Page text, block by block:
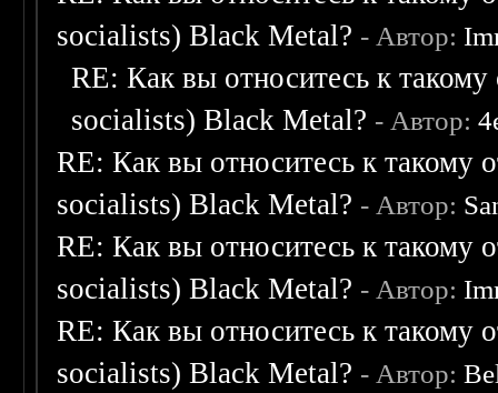
socialists) Black Metal? - Автор:
RE: Как вы относитесь к
socialists) Black Metal? - Автор:
RE: Как вы относитесь к такому
socialists) Black Metal? - Автор:
RE: Как вы относитесь к такому
socialists) Black Metal? - Автор:
RE: Как вы относитесь к такому
socialists) Black Metal? - Автор: